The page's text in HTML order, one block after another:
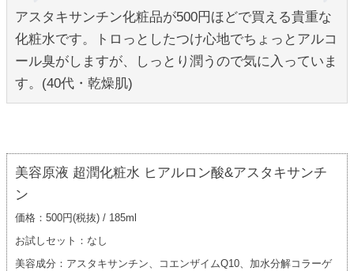
アスタキサンチン化粧品が500円ほどで買える貴重な
化粧水です。トロっとしたつけ心地でちょっとアルコ
ール臭がしますが、しっとり潤うので気に入っていま
す。(40代・乾燥肌)
美容原液 超潤化粧水 ヒアルロン酸&アスタキサンチ
ン
価格：500円(税抜) / 185ml
お試しセット：なし
美容成分：アスタキサンチン、コエンザイムQ10、加水分解コラーゲ